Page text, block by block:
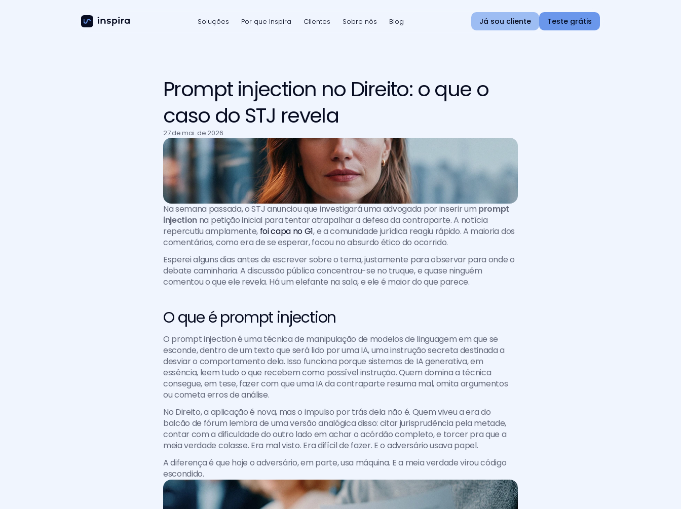
Soluções Por que Inspira Clientes Sobre nós Blog Já sou cliente Teste grátis
Prompt injection no Direito: o que o
caso do STJ revela
27 de mai. de 2026
Na semana passada, o STJ anunciou que investigará uma advogada por inserir um prompt
injection na petição inicial para tentar atrapalhar a defesa da contraparte. A notícia
repercutiu amplamente, foi capa no G1, e a comunidade jurídica reagiu rápido. A maioria dos
comentários, como era de se esperar, focou no absurdo ético do ocorrido.
Esperei alguns dias antes de escrever sobre o tema, justamente para observar para onde o
debate caminharia. A discussão pública concentrou-se no truque, e quase ninguém
comentou o que ele revela. Há um elefante na sala, e ele é maior do que parece.
O que é prompt injection
O prompt injection é uma técnica de manipulação de modelos de linguagem em que se
esconde, dentro de um texto que será lido por uma IA, uma instrução secreta destinada a
desviar o comportamento dela. Isso funciona porque sistemas de IA generativa, em
essência, leem tudo o que recebem como possível instrução. Quem domina a técnica
consegue, em tese, fazer com que uma IA da contraparte resuma mal, omita argumentos
ou cometa erros de análise.
No Direito, a aplicação é nova, mas o impulso por trás dela não é. Quem viveu a era do
balcão de fórum lembra de uma versão analógica disso: citar jurisprudência pela metade,
contar com a dificuldade do outro lado em achar o acórdão completo, e torcer pra que a
meia verdade colasse. Era mal visto. Era difícil de fazer. E o adversário usava papel.
A diferença é que hoje o adversário, em parte, usa máquina. E a meia verdade virou código
escondido.